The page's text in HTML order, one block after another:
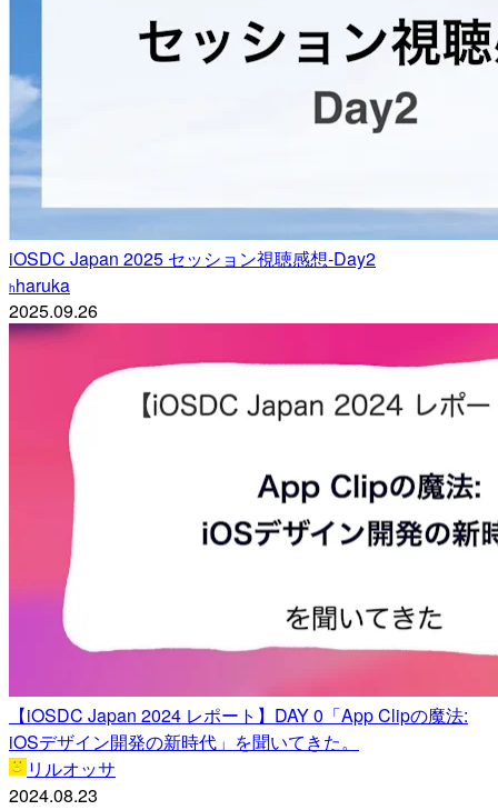
iOSDC Japan 2025 セッション視聴感想-Day2
hharuka
2025.09.26
【iOSDC Japan 2024 レポート】DAY 0「App Clipの魔法:
iOSデザイン開発の新時代」を聞いてきた。
リルオッサ
2024.08.23